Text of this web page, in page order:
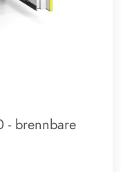
- brennbare